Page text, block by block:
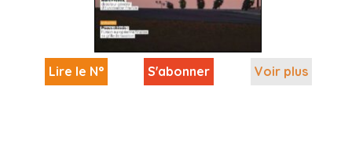
Lire le N° S'abonner Voir plus